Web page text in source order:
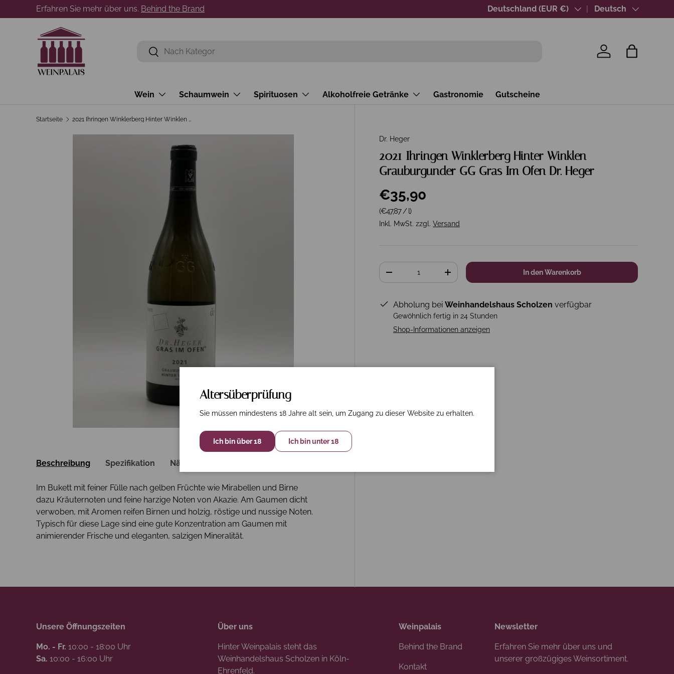
Direkt zum Inhalt
Erfahren Sie mehr über uns. Behind the Brand Über 40 Jahre Wein-Expertise
Land/Region
Deutschland (EUR €) SpracheDeutsch
Suchen
Suchen
Einloggen
Wein Schaumwein Spirituosen Alkoholfreie Getränke Gastronomie Gutscheine
Startseite 2021 Ihringen Winklerberg Hinter Winklen Grauburgunder GG Gras Im Ofen Dr. Heger
Dr. Heger
2021 Ihringen Winklerberg Hinter Winklen
Grauburgunder GG Gras Im Ofen Dr. Heger
€35,90
Grundpreis
(€47,87/l)
Inkl. MwSt. zzgl. Versand
Anzahl
+ In den Warenkorb
Abholung bei Weinhandelshaus Scholzen verfügbar
Gewöhnlich fertig in 24 Stunden
Shop-Informationen anzeigen
Beschreibung Spezifikation Nährwerte
Im Bukett mit feiner Fülle nach gelben Früchte wie Mirabellen und Birne
dazu Kräuternoten und feine harzige Noten von Akazie. Am Gaumen dicht
verwoben, mit Aromen reifen Birnen und holzig, röstige und nussige Noten.
Typisch für diese Lage sind eine gute Konzentration am Gaumen mit
animierender Frische und eleganten, salzigen Mineralität.
Altersüberprüfung
Sie müssen mindestens 18 Jahre alt sein, um Zugang zu dieser Website zu erhalten.
Ich bin über 18 Ich bin unter 18
Unsere Öffnungszeiten
Mo. - Fr. 10:00 - 18:00 Uhr
Sa. 10:00 - 16:00 Uhr
Über uns
Hinter Weinpalais steht das
Weinhandelshaus Scholzen in Köln-
Ehrenfeld.
Weinpalais
Behind the Brand
Kontakt
Newsletter
Erfahren Sie mehr über uns und
unserer großzügiges Weinsortiment.